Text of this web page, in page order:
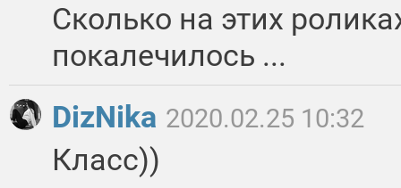
Сколько на этих
покалечилось ...
DizNika 2020.02.25 10:32
Класс))